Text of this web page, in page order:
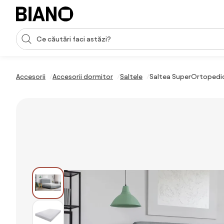
Sari peste navigare, accesează conținutul
Introducerea căutării
Accesorii Accesorii dormitor Saltele Saltea